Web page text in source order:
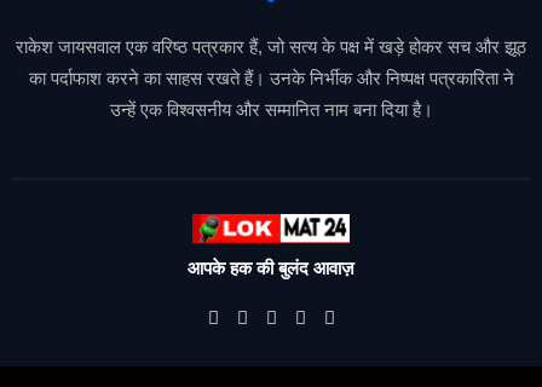
राकेश जायसवाल एक वरिष्ठ पत्रकार हैं, जो सत्य के पक्ष में खड़े होकर सच और झूठ
का पर्दाफाश करने का साहस रखते हैं। उनके निर्भीक और निष्पक्ष पत्रकारिता ने
उन्हें एक विश्वसनीय और सम्मानित नाम बना दिया है।
आपके हक की बुलंद आवाज़